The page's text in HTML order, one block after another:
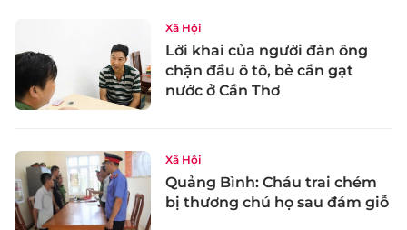
Xã Hội
Lời khai của người đàn ông
chặn đầu ô tô, bẻ cần gạt
nước ở Cần Thơ
Xã Hội
Quảng Bình: Cháu trai chém
bị thương chú họ sau đám giỗ